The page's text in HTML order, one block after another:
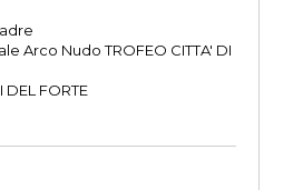
Arco Nudo TROFEO CITTA' DI
DEL FORTE